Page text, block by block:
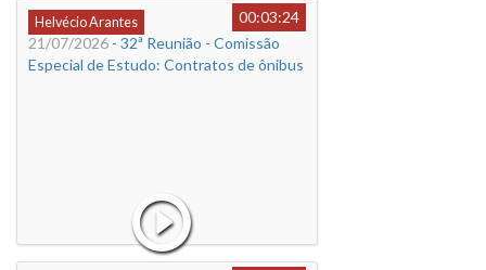
Helvécio Arantes
00:03:24
21/07/2026 - 32ª Reunião - Comissão
Especial de Estudo: Contratos de ônibus